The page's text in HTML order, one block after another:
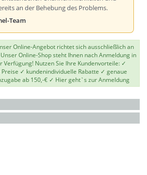
an der Behebung des Problems.
Team
Online-Angebot richtet sich ausschließlich an
Online-Shop steht Ihnen nach Anmeldung in
Verfügung! Nutzen Sie Ihre Kundenvorteile: ✓
✓ kundenindividuelle Rabatte ✓ genaue
ab 150,-€ ✓ Hier geht`s zur Anmeldung